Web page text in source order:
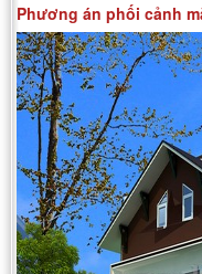
Phương án phối cảnh